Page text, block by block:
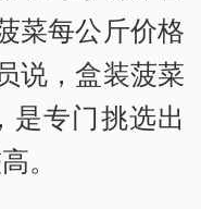
菜每公斤价格
说，盒装菠菜
是专门挑选出
。